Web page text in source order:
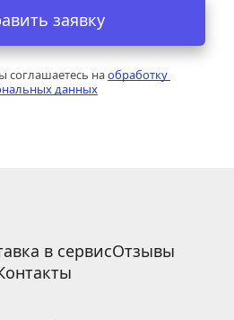
заявку
соглашаетесь на обработку
данных
в сервисОтзывы